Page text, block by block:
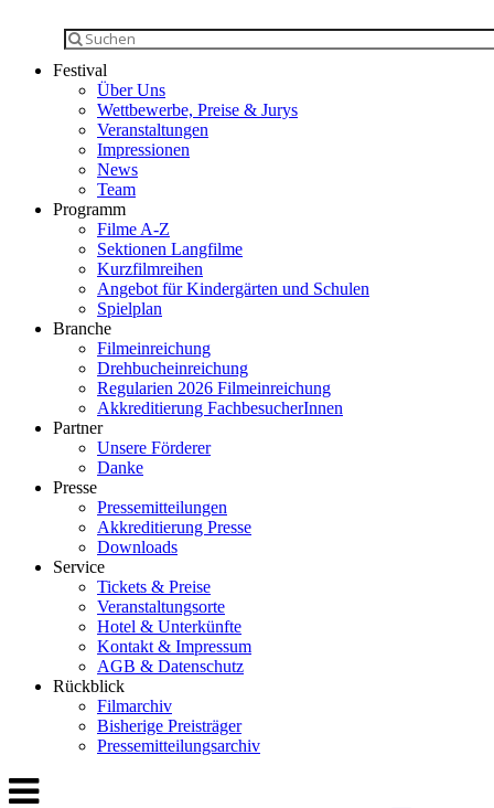
Festival
Über Uns
Wettbewerbe, Preise & Jurys
Veranstaltungen
Impressionen
News
Team
Programm
Filme A-Z
Sektionen Langfilme
Kurzfilmreihen
Angebot für Kindergärten und Schulen
Spielplan
Branche
Filmeinreichung
Drehbucheinreichung
Regularien 2026 Filmeinreichung
Akkreditierung FachbesucherInnen
Partner
Unsere Förderer
Danke
Presse
Pressemitteilungen
Akkreditierung Presse
Downloads
Service
Tickets & Preise
Veranstaltungsorte
Hotel & Unterkünfte
Kontakt & Impressum
AGB & Datenschutz
Rückblick
Filmarchiv
Bisherige Preisträger
Pressemitteilungsarchiv